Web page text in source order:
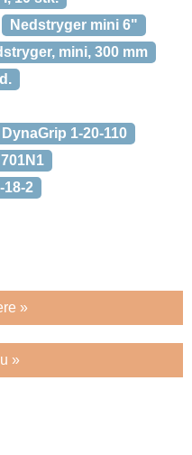
Nedstryger mini 6"
mini, 300 mm
1-20-110
18-2
»
»